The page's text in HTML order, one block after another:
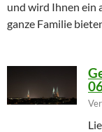
und wird Ihnen ein
ganze Familie